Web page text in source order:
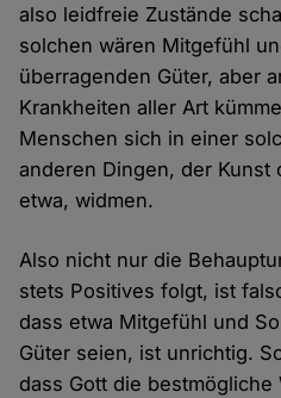
also leidfreie Zustände
solchen wären Mitgefühl
überragenden Güter, aber
Krankheiten aller Art
Menschen sich in einer
anderen Dingen, der Kunst
etwa, widmen.
Also nicht nur die
stets Positives folgt, ist
dass etwa Mitgefühl und
Güter seien, ist unrichtig.
dass Gott die